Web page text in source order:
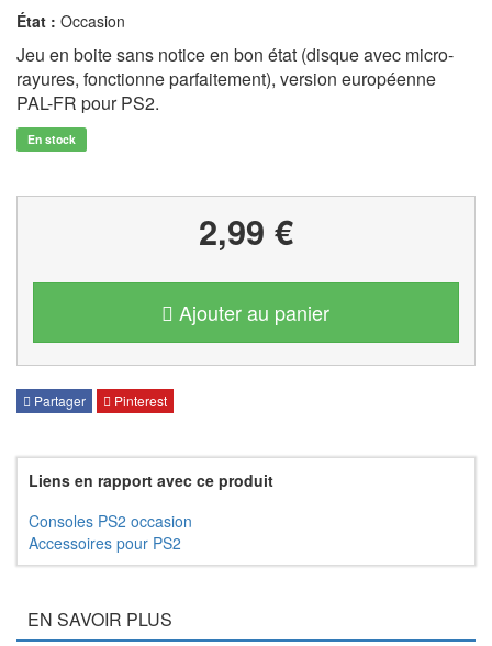
État : Occasion
Jeu en boite sans notice en bon état (disque avec micro-
rayures, fonctionne parfaitement), version européenne
PAL-FR pour PS2.
En stock
2,99 €
Ajouter au panier
Partager Pinterest
Liens en rapport avec ce produit
Consoles PS2 occasion
Accessoires pour PS2
EN SAVOIR PLUS